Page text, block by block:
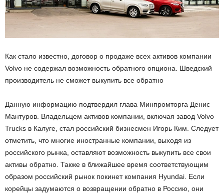
Как стало известно, договор о продаже всех активов компании
Volvo не содержал возможность обратного опциона. Шведский
производитель не сможет выкупить все обратно
Данную информацию подтвердил глава Минпромторга Денис
Мантуров. Владельцем активов компании, включая завод Volvo
Trucks в Калуге, стал российский бизнесмен Игорь Ким. Следует
отметить, что многие иностранные компании, выходя из
российского рынка, оставляют возможность выкупить все свои
активы обратно. Также в ближайшее время соответствующим
образом российский рынок покинет компания Hyundai. Если
корейцы задумаются о возвращении обратно в Россию, они